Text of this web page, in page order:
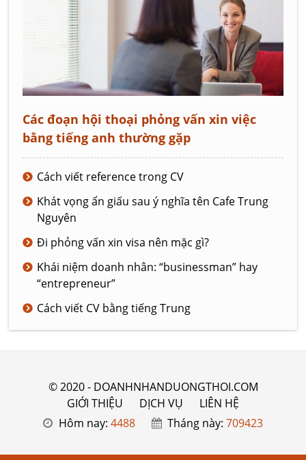
Các đoạn hội thoại phỏng vấn xin việc
bằng tiếng anh thường gặp
Cách viết reference trong CV
Khát vọng ẩn giấu sau ý nghĩa tên Cafe Trung
Nguyên
Đi phỏng vấn xin visa nên mặc gì?
Khái niệm doanh nhân: “businessman” hay
“entrepreneur”
Cách viết CV bằng tiếng Trung
© 2020 - DOANHNHANDUONGTHOI.COM
GIỚI THIỆU
DỊCH VỤ
LIÊN HỆ
Hôm nay: 4488 Tháng này:709423